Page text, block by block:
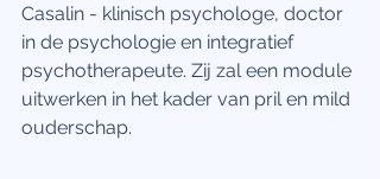
Casalin - klinisch psychologe, doctor
in de psychologie en integratief
psychotherapeute. Zij zal een module
uitwerken in het kader van pril en mild
ouderschap.